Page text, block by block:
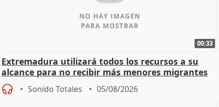
00:33
Extremadura utilizará todos los recursos a su
alcance para no recibir más menores migrantes
Sonido Totales 05/08/2026